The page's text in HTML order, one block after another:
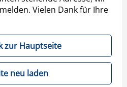
Vielen Dank für Ihre
zur Hauptseite
neu laden